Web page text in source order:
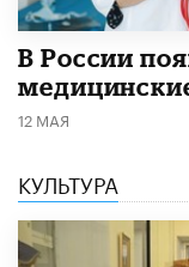
В России
12 МАЯ
КУЛЬТУРА